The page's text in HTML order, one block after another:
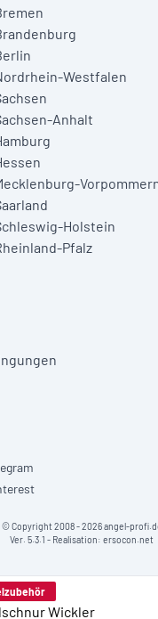
Westfalen
Anhalt
Holstein
Pfalz
© Copyright 2008 - 2026 angel-
Ver. 5.3.1 - Realisation: ersocon.net
Wickler